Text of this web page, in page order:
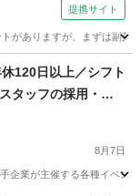
提携サイト
がありますが、まずは副
120日以上／シフト
タッフの採用・選
お任せします／1,3
トップの営業支援
8月7日
企業が主催する各種イベ